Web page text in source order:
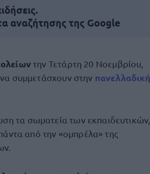
αναζήτησης της Google
την Τετάρτη 20 Νοεμβρίου,
συμμετάσχουν στην πανελλαδική
τα σωματεία των εκπαιδευτικών,
από την «ομπρέλα» της